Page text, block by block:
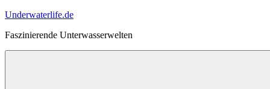
Zum
springen
Underwaterlife.de
Faszinierende Unterwasserwelten